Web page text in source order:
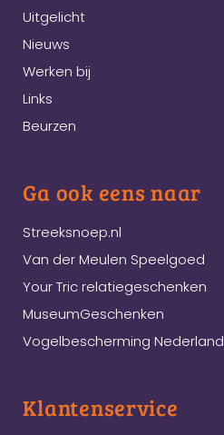
Uitgelicht
Nieuws
Werken bij
Links
Beurzen
Ga ook eens naar
Streeksnoep.nl
Van der Meulen Speelgoed
Your Tric relatiegeschenken
MuseumGeschenken
Vogelbescherming Nederland
Klantenservice